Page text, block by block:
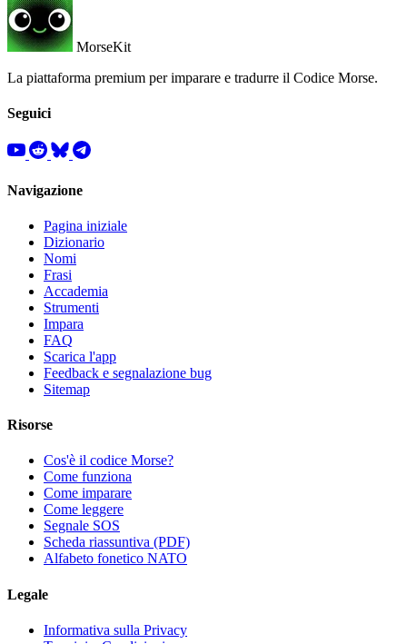
MorseKit
La piattaforma premium per imparare e tradurre il Codice Morse.
Seguici
Navigazione
Pagina iniziale
Dizionario
Nomi
Frasi
Accademia
Strumenti
Impara
FAQ
Scarica l'app
Feedback e segnalazione bug
Sitemap
Risorse
Cos'è il codice Morse?
Come funziona
Come imparare
Come leggere
Segnale SOS
Scheda riassuntiva (PDF)
Alfabeto fonetico NATO
Legale
Informativa sulla Privacy